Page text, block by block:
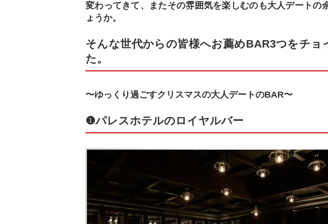
変わってきて、またその雰囲気を楽しむのも大人デートの
ょうか。
そんな世代からの皆様へお薦めBAR3つをチョ
た。
〜ゆっくり過ごすクリスマスの大人デートのBAR〜
❶パレスホテルのロイヤルバー